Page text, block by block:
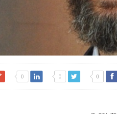
0
0
0